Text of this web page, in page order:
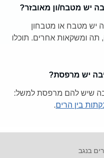
יש מטבח/ון מאובזר?
יש מטבח או מטבחון
תה ומשקאות אחרים. תוכלו
יש מרפסת?
שיש להם מרפסת למשל:
בין הרים.
בנגב